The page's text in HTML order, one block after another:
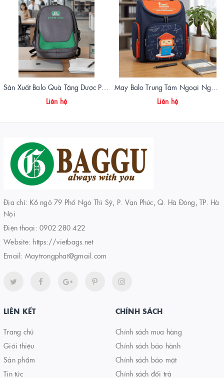
Liên hệ
Liên hệ
Địa chỉ: K6 ngõ 79 Phố Ngô Thì Sỹ, P. Vạn Phúc, Q. Hà Đông, TP. Hà
Nội
Điện thoại: 0902 280 422
Website: https://vietbags.net
Email: Maytrongphat@gmail.com
LIÊN KẾT
Trang chủ
Giới thiệu
Sản phẩm
Tin tức
CHÍNH SÁCH
Chính sách mua hàng
Chính sách bảo hành
Chính sách bảo mật
Chính sách đổi trả